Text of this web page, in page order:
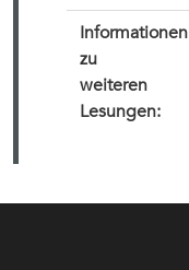
Informationen
zu
weiteren
Lesungen: